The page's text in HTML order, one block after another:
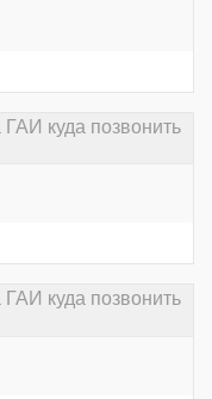
куда позвонить
куда позвонить